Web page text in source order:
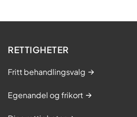
RETTIGHETER
Fritt behandlingsvalg
Egenandel og frikort